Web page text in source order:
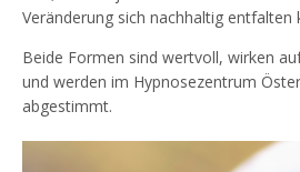
Veränderung sich nachhaltig entfalten
Beide Formen sind wertvoll, wirken
und werden im Hypnosezentrum
abgestimmt.